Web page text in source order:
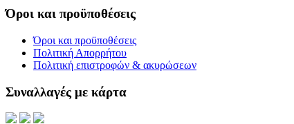
Όροι και προϋποθέσεις
Όροι και προϋποθέσεις
Πολιτική Απορρήτου
Πολιτική επιστροφών & ακυρώσεων
Συναλλαγές με κάρτα